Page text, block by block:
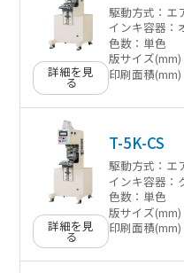
詳細を見
る
駆動方式： エ
インキ容器：
色数： 単色
版サイズ
印刷面積
詳細を見
る
T-5K-CS
駆動方式： エ
インキ容器：
色数： 単色
版サイズ(mm)
印刷面積